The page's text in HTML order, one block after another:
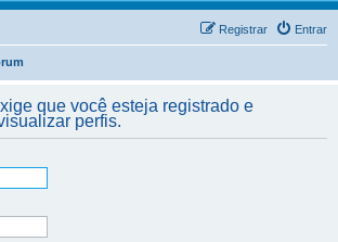
Entrar
Registrar
que você esteja registrado e
perfis.